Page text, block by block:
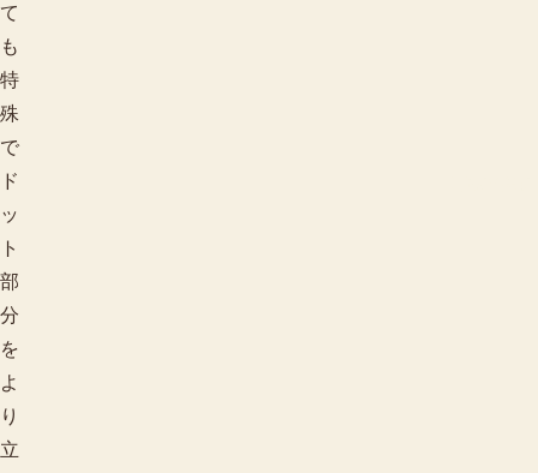
て
も
特
殊
で
ド
ッ
ト
部
分
を
よ
り
立